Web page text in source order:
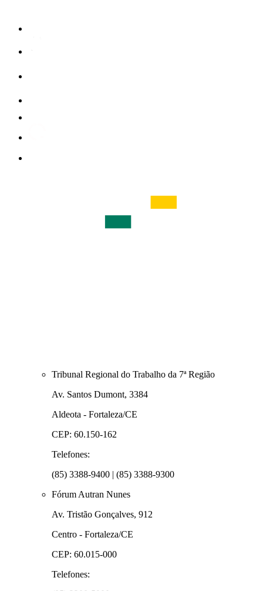
Tribunal Regional do Trabalho da 7ª Região
Av. Santos Dumont, 3384
Aldeota - Fortaleza/CE
CEP: 60.150-162
Telefones:
(85) 3388-9400 | (85) 3388-9300
Fórum Autran Nunes
Av. Tristão Gonçalves, 912
Centro - Fortaleza/CE
CEP: 60.015-000
Telefones: